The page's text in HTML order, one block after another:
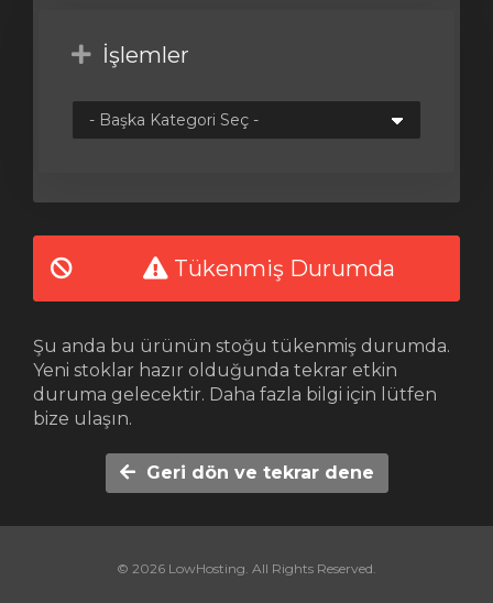
İşlemler
Tükenmiş Durumda
Şu anda bu ürünün stoğu tükenmiş durumda.
Yeni stoklar hazır olduğunda tekrar etkin
duruma gelecektir. Daha fazla bilgi için lütfen
bize ulaşın.
Geri dön ve tekrar dene
© 2026 LowHosting. All Rights Reserved.